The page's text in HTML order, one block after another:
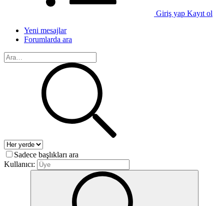
Giriş yap Kayıt ol
Yeni mesajlar
Forumlarda ara
Sadece başlıkları ara
Kullanıcı: